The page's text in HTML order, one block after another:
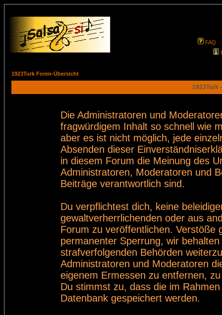
FAQ
1923Turk Foren-Übersicht
1923Turk
Die Administratoren und
fragwürdigem Inhalt so schnell wie
aber es ist nicht möglich, jede
Absenden dieser
in diesem Forum die Meinung des
Administratoren, Moderatoren und
Beiträge verantwortlich sind.
Du verpflichtest dich, keine
gewaltverherrlichenden oder aus
Forum zu veröffentlichen. Verstöße
permanenter Sperrung, wir
strafverfolgenden Behörden
Administratoren und Moderatoren
eigenem Ermessen zu entfernen,
Du stimmst zu, dass die im
Datenbank gespeichert werden.